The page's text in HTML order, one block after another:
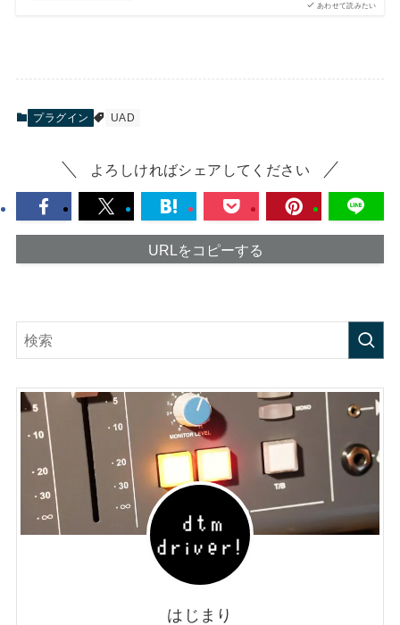
あわせて読みたい
プラグイン UAD
よろしければシェアしてください
URLをコピーする
はじまり